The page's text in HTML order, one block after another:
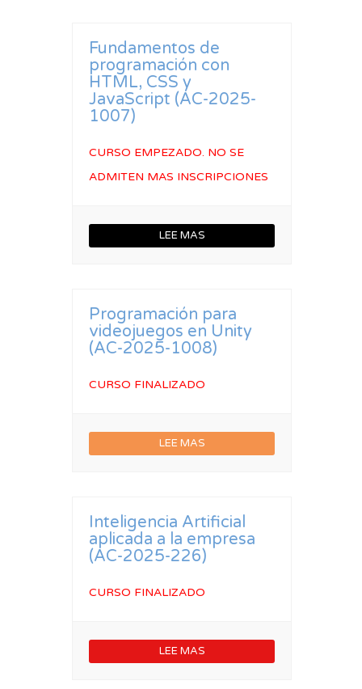
Fundamentos de
programación con
HTML, CSS y
JavaScript (AC-2025-
1007)
CURSO EMPEZADO. NO SE
ADMITEN MAS INSCRIPCIONES
LEE MAS
Programación para
videojuegos en Unity
(AC-2025-1008)
CURSO FINALIZADO
LEE MAS
Inteligencia Artificial
aplicada a la empresa
(AC-2025-226)
CURSO FINALIZADO
LEE MAS